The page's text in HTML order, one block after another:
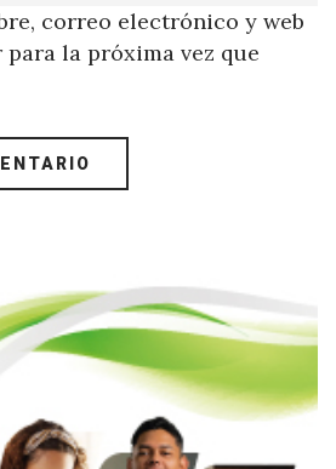
correo electrónico y web
para la próxima vez que